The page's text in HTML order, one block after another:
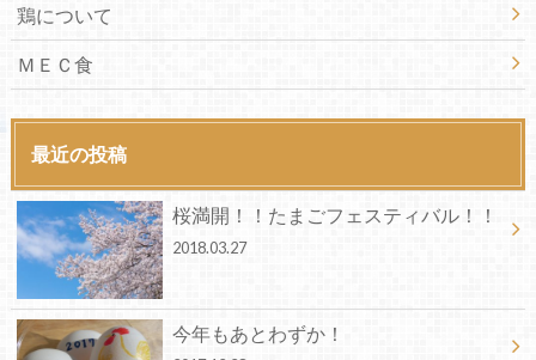
鶏について
ＭＥＣ食
最近の投稿
桜満開！！たまごフェスティバル！！
2018.03.27
今年もあとわずか！